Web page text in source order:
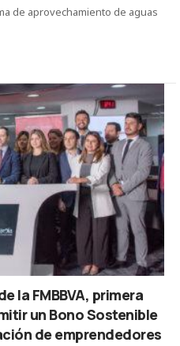
de aprovechamiento de aguas
la FMBBVA, primera
un Bono Sostenible
de emprendedores